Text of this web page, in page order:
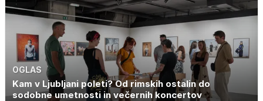
OGLAS
Kam v Ljubljani poleti? Od rimskih ostalin do
sodobne umetnosti in večernih koncertov